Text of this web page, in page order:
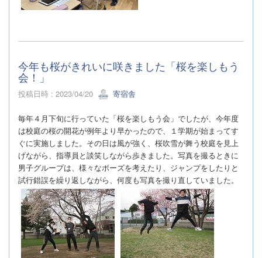
今年も桜がきれいに咲きました「桜を楽しもう
会！」
投稿日時 : 2023/04/20 寄宿舎
毎年４月下旬に行っていた「桜を楽しもう会」でしたが、今年度
は校庭の桜の開花が例年より早かったので、１学期が始まってす
ぐに実施しました。その日は風が強く、桜吹雪が舞う校庭を見上
げながら、指導員と談笑しながら歩きました。写真を撮るときに
男子グループは、様々なポーズを考えたり、ジャンプをしたりと
試行錯誤を繰り返しながら、何度も写真を撮り直していました。